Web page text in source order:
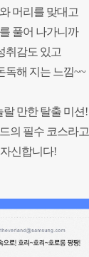
머리를 맞대고
풀어 나가니까
취감도 있고
독해 지는 느낌~~
랄 만한 탈출 미션!
의 필수 코스라고
자신합니다!